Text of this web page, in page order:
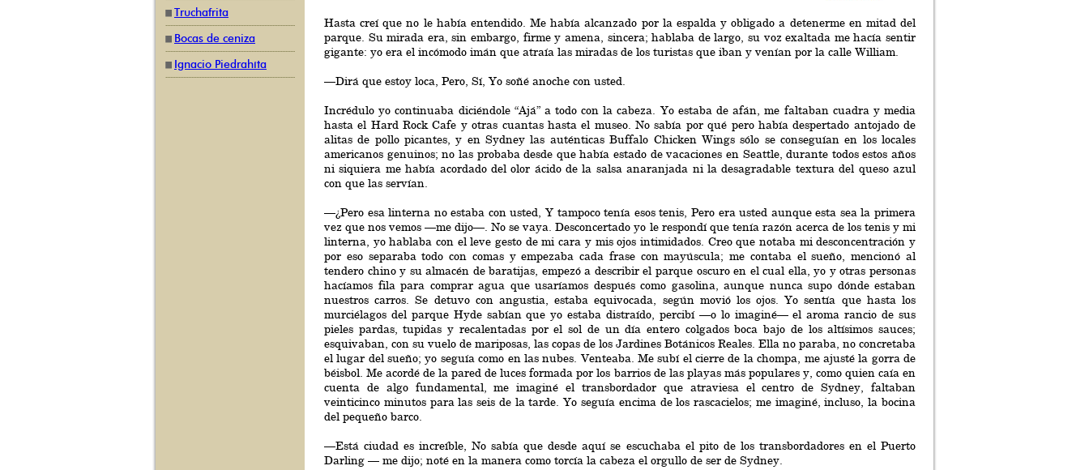
Truchafrita
Bocas de ceniza
Ignacio Piedrahíta
Hasta creí que no le había entendido. Me había alcanzado por la espalda y obligado a detenerme en mitad del
parque. Su mirada era, sin embargo, firme y amena, sincera; hablaba de largo, su voz exaltada me hacía sentir
gigante: yo era el incómodo imán que atraía las miradas de los turistas que iban y venían por la calle William.
—Dirá que estoy loca, Pero, Sí, Yo soñé anoche con usted.
Incrédulo yo continuaba diciéndole “Ajá” a todo con la cabeza. Yo estaba de afán, me faltaban cuadra y media
hasta el Hard Rock Cafe y otras cuantas hasta el museo. No sabía por qué pero había despertado antojado de
alitas de pollo picantes, y en Sydney las auténticas Buffalo Chicken Wings sólo se conseguían en los locales
americanos genuinos; no las probaba desde que había estado de vacaciones en Seattle, durante todos estos años
ni siquiera me había acordado del olor ácido de la salsa anaranjada ni la desagradable textura del queso azul
con que las servían.
—¿Pero esa linterna no estaba con usted, Y tampoco tenía esos tenis, Pero era usted aunque esta sea la primera
vez que nos vemos —me dijo—. No se vaya. Desconcertado yo le respondí que tenía razón acerca de los tenis y mi
linterna, yo hablaba con el leve gesto de mi cara y mis ojos intimidados. Creo que notaba mi desconcentración y
por eso separaba todo con comas y empezaba cada frase con mayúscula; me contaba el sueño, mencionó al
tendero chino y su almacén de baratijas, empezó a describir el parque oscuro en el cual ella, yo y otras personas
hacíamos fila para comprar agua que usaríamos después como gasolina, aunque nunca supo dónde estaban
nuestros carros. Se detuvo con angustia, estaba equivocada, según movió los ojos. Yo sentía que hasta los
murciélagos del parque Hyde sabían que yo estaba distraído, percibí —o lo imaginé— el aroma rancio de sus
pieles pardas, tupidas y recalentadas por el sol de un día entero colgados boca bajo de los altísimos sauces;
esquivaban, con su vuelo de mariposas, las copas de los Jardines Botánicos Reales. Ella no paraba, no concretaba
el lugar del sueño; yo seguía como en las nubes. Venteaba. Me subí el cierre de la chompa, me ajusté la gorra de
béisbol. Me acordé de la pared de luces formada por los barrios de las playas más populares y, como quien caía en
cuenta de algo fundamental, me imaginé el transbordador que atraviesa el centro de Sydney, faltaban
veinticinco minutos para las seis de la tarde. Yo seguía encima de los rascacielos; me imaginé, incluso, la bocina
del pequeño barco.
—Está ciudad es increíble, No sabía que desde aquí se escuchaba el pito de los transbordadores en el Puerto
Darling — me dijo; noté en la manera como torcía la cabeza el orgullo de ser de Sydney.